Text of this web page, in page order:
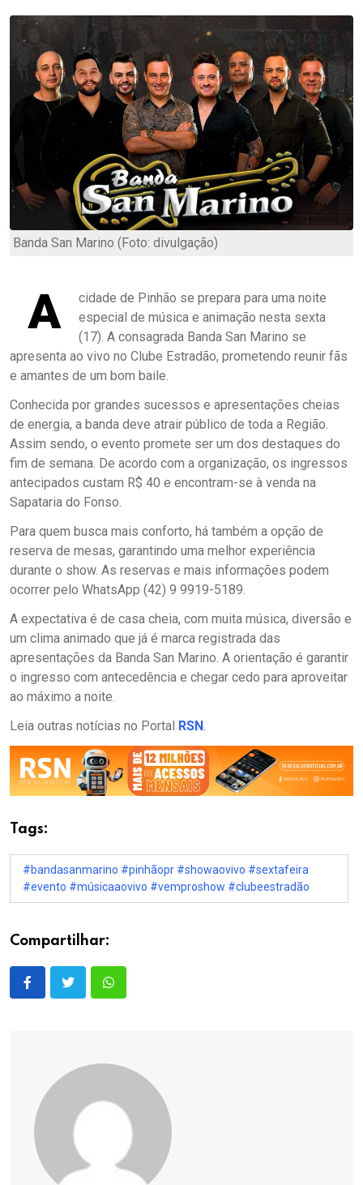
Banda San Marino (Foto: divulgação)
A
cidade de Pinhão se prepara para uma noite
especial de música e animação nesta sexta
(17). A consagrada Banda San Marino se
apresenta ao vivo no Clube Estradão, prometendo reunir fãs
e amantes de um bom baile.
Conhecida por grandes sucessos e apresentações cheias
de energia, a banda deve atrair público de toda a Região.
Assim sendo, o evento promete ser um dos destaques do
fim de semana. De acordo com a organização, os ingressos
antecipados custam R$ 40 e encontram-se à venda na
Sapataria do Fonso.
Para quem busca mais conforto, há também a opção de
reserva de mesas, garantindo uma melhor experiência
durante o show. As reservas e mais informações podem
ocorrer pelo WhatsApp (42) 9 9919-5189.
A expectativa é de casa cheia, com muita música, diversão e
um clima animado que já é marca registrada das
apresentações da Banda San Marino. A orientação é garantir
o ingresso com antecedência e chegar cedo para aproveitar
ao máximo a noite.
Leia outras notícias no Portal RSN.
Tags:
#bandasanmarino #pinhãopr #showaovivo #sextafeira
#evento #músicaaovivo #vemproshow #clubeestradão
Compartilhar: